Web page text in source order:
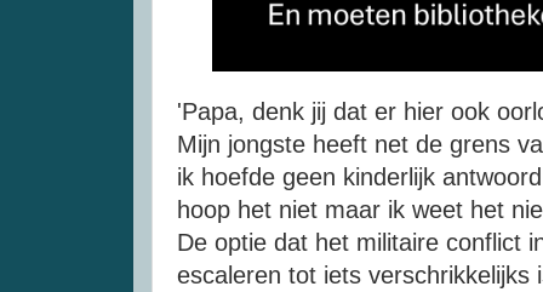
'Papa, denk jij dat er hier ook
Mijn jongste heeft net de grens
ik hoefde geen kinderlijk
hoop het niet maar ik weet het
De optie dat het militaire conflict
escaleren tot iets verschrikkelijks